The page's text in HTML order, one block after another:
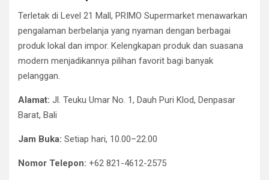
Terletak di Level 21 Mall, PRIMO Supermarket menawarkan
pengalaman berbelanja yang nyaman dengan berbagai
produk lokal dan impor. Kelengkapan produk dan suasana
modern menjadikannya pilihan favorit bagi banyak
pelanggan.
Alamat: Jl. Teuku Umar No. 1, Dauh Puri Klod, Denpasar
Barat, Bali​
Jam Buka: Setiap hari, 10.00–22.00​
Nomor Telepon: +62 821-4612-2575